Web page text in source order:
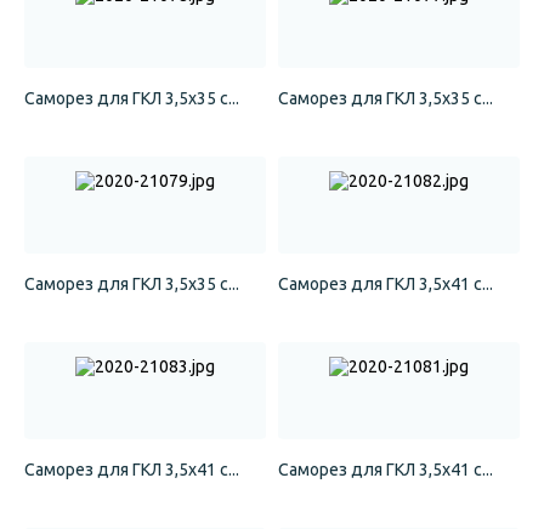
Саморез для ГКЛ 3,5х35 с... Саморез для ГКЛ 3,5х35 с...
Саморез для ГКЛ 3,5х35 с... Саморез для ГКЛ 3,5х41 с...
Саморез для ГКЛ 3,5х41 с... Саморез для ГКЛ 3,5х41 с...